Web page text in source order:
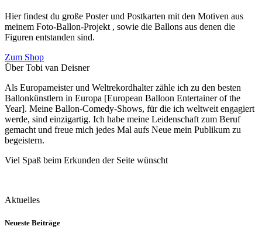
Hier findest du große Poster und Postkarten mit den Motiven aus
meinem Foto-Ballon-Projekt , sowie die Ballons aus denen die
Figuren entstanden sind.
Zum Shop
Über Tobi van Deisner
Als Europameister und Weltrekordhalter zähle ich zu den besten
Ballonkünstlern in Europa [European Balloon Entertainer of the
Year]. Meine Ballon-Comedy-Shows, für die ich weltweit engagiert
werde, sind einzigartig. Ich habe meine Leidenschaft zum Beruf
gemacht und freue mich jedes Mal aufs Neue mein Publikum zu
begeistern.
Viel Spaß beim Erkunden der Seite wünscht
Aktuelles
Neueste Beiträge